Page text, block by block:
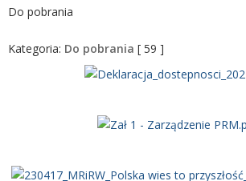
Do pobrania
Kategoria: Do pobrania [ 59 ]